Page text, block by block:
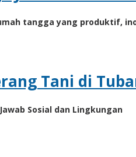
tangga yang produktif,
Tani di
Sosial dan Lingkungan